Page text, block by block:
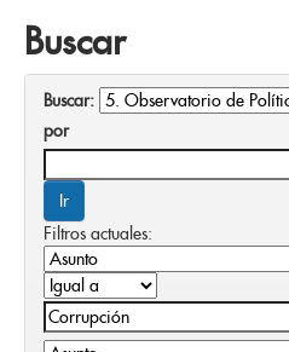
Buscar
Buscar:
por
Filtros actuales: